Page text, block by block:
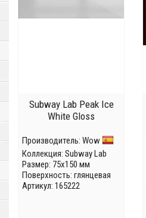
Subway Lab Peak Ice
White Gloss
Производитель: Wow
Коллекция: Subway Lab
Размер: 75x150 мм
Поверхность: глянцевая
Артикул: 165222